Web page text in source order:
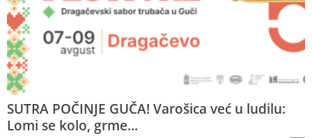
SUTRA POČINJE GUČA! Varošica već u ludilu:
Lomi se kolo, grme...